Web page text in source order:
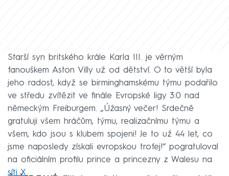
Starší syn britského krále Karla III. je věrným
fanouškem Aston Villy už od dětství. O to větší byla
jeho radost, když se birminghamskému týmu podařilo
ve středu zvítězit ve finále Evropské ligy 3:0 nad
německým Freiburgem. „Úžasný večer! Srdečně
gratuluji všem hráčům, týmu, realizačnímu týmu a
všem, kdo jsou s klubem spojeni! Je to už 44 let, co
jsme naposledy získali evropskou trofej!“ pogratuloval
na oficiálním profilu prince a princezny z Walesu na
síti X.